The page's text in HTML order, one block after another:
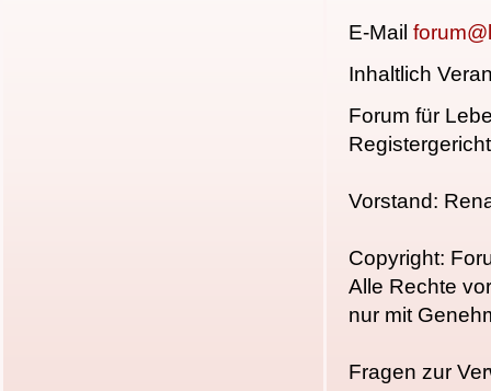
E-Mail
Inhaltlich
Forum für
Vorstand:
Copyright:
Alle Rechte
nur mit
Fragen zur